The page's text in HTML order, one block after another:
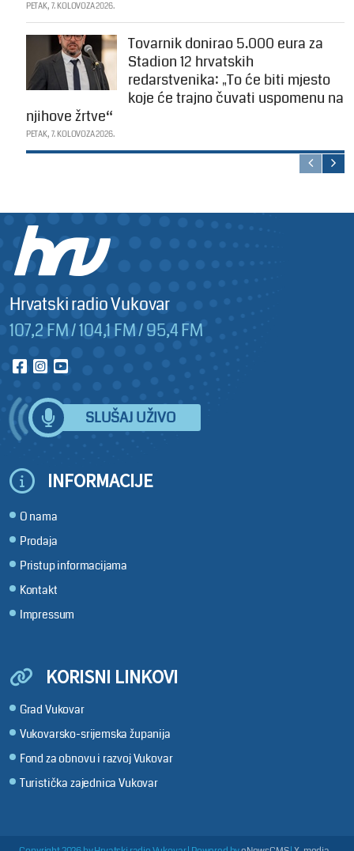
PETAK, 7. KOLOVOZA 2026.
Tovarnik donirao 5.000 eura za
Stadion 12 hrvatskih
redarstvenika: „To će biti mjesto
koje će trajno čuvati uspomenu na
njihove žrtve“
PETAK, 7. KOLOVOZA 2026.
Hrvatski radio Vukovar
107,2 FM / 104,1 FM / 95,4 FM
SLUŠAJ UŽIVO
INFORMACIJE
O nama
Prodaja
Pristup informacijama
Kontakt
Impressum
KORISNI LINKOVI
Grad Vukovar
Vukovarsko-srijemska županija
Fond za obnovu i razvoj Vukovar
Turistička zajednica Vukovar